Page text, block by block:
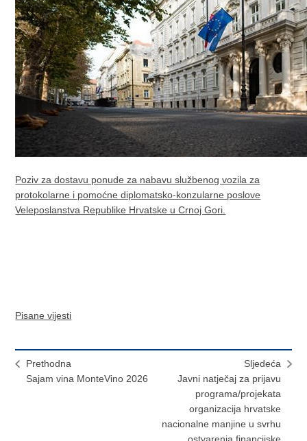
Poziv za dostavu ponude za nabavu službenog vozila za
protokolarne i pomoćne diplomatsko-konzularne poslove
Veleposlanstva Republike Hrvatske u Crnoj Gori.
Pisane vijesti
Prethodna
Sajam vina MonteVino 2026
Sljedeća
Javni natječaj za prijavu
programa/projekata
organizacija hrvatske
nacionalne manjine u svrhu
ostvarenja financijske